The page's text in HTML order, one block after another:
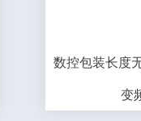
数控包装长度
变